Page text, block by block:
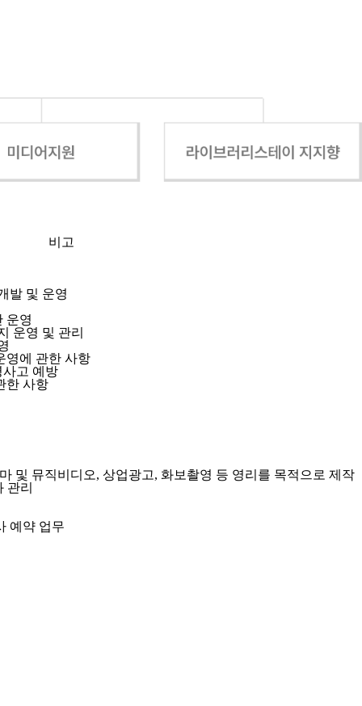
비고
발 및 운영
운영
운영 및 관리
영에 관한 사항
고 예방
한 사항
및 뮤직비디오, 상업광고, 화보촬영 등 영리를 목적으로 제작
관리
예약 업무